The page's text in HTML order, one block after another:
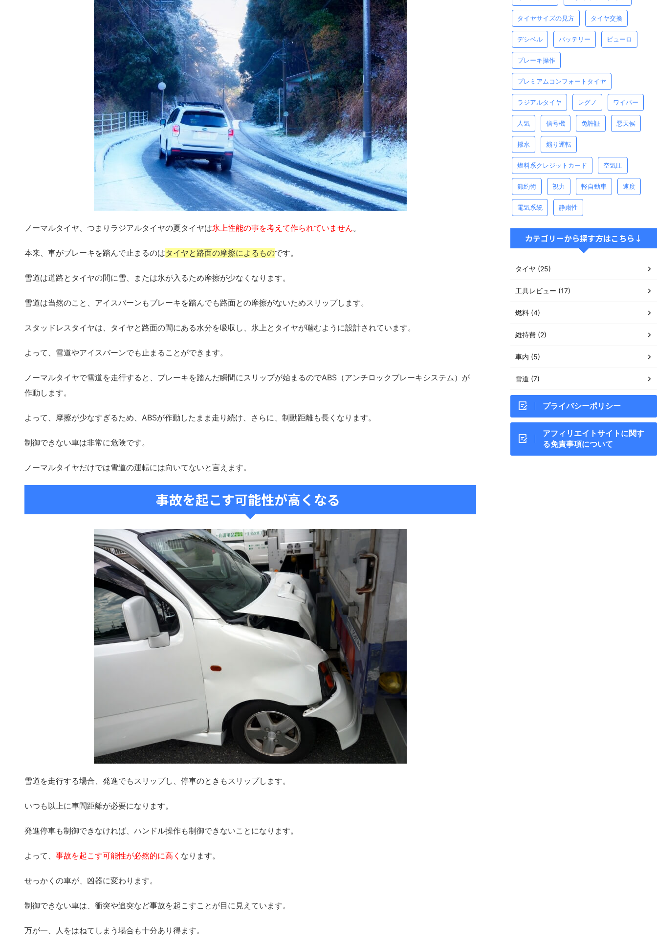
ノーマルタイヤ、つまりラジアルタイヤの夏タイヤは氷上性能の事を考えて作られていません。
本来、車がブレーキを踏んで止まるのはタイヤと路面の摩擦によるものです。
雪道は道路とタイヤの間に雪、または氷が入るため摩擦が少なくなります。
雪道は当然のこと、アイスバーンもブレーキを踏んでも路面との摩擦がないためスリップします。
スタッドレスタイヤは、タイヤと路面の間にある水分を吸収し、氷上とタイヤが噛むように設計されています。
よって、雪道やアイスバーンでも止まることができます。
ノーマルタイヤで雪道を走行すると、ブレーキを踏んだ瞬間にスリップが始まるのでABS（アンチロックブレーキシステム）が
作動します。
よって、摩擦が少なすぎるため、ABSが作動したまま走り続け、さらに、制動距離も長くなります。
制御できない車は非常に危険です。
ノーマルタイヤだけでは雪道の運転には向いてないと言えます。
事故を起こす可能性が高くなる
雪道を走行する場合、発進でもスリップし、停車のときもスリップします。
いつも以上に車間距離が必要になります。
発進停車も制御できなければ、ハンドル操作も制御できないことになります。
よって、 事故を起こす可能性が必然的に高く なります。
せっかくの車が、凶器に変わります。
制御できない車は、衝突や追突など事故を起こすことが目に見えています。
万が一、人をはねてしまう場合も十分あり得ます。
タイヤサイズの見方 タイヤ交換
デシベル バッテリー ビューロ
ブレーキ操作
プレミアムコンフォートタイヤ
ラジアルタイヤ レグノ ワイパー
人気 信号機 免許証 悪天候
撥水 煽り運転
燃料系クレジットカード 空気圧
節約術 視力 軽自動車 速度
電気系統 静粛性
カテゴリーから探す方はこちら↓
タイヤ (25)
工具レビュー (17)
燃料 (4)
維持費 (2)
車内 (5)
雪道 (7)
プライバシーポリシー
アフィリエイトサイトに関す
る免責事項について